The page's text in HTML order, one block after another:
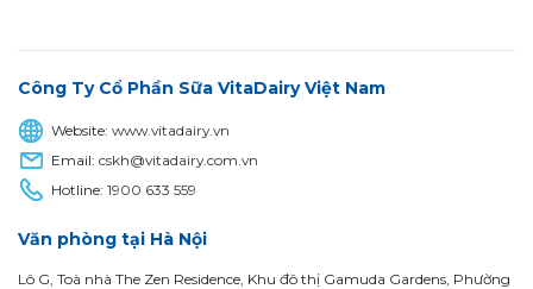
Công Ty Cổ Phần Sữa VitaDairy Việt Nam
Website:www.vitadairy.vn
Email:cskh@vitadairy.com.vn
Hotline:1900 633 559
Văn phòng tại Hà Nội
Lô G, Toà nhà The Zen Residence, Khu đô thị Gamuda Gardens, Phường